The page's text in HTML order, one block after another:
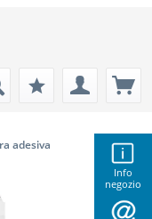
Info
negozio
adesiva